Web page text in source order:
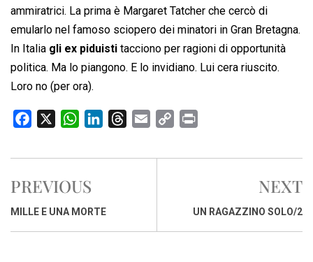
ammiratrici. La prima è Margaret Tatcher che cercò di
emularlo nel famoso sciopero dei minatori in Gran Bretagna.
In Italia gli ex piduisti tacciono per ragioni di opportunità
politica. Ma lo piangono. E lo invidiano. Lui cera riuscito.
Loro no (per ora).
c
b
o
W
a
s
A
n
d
r
a
p
i
PREVIOUS
MILLE E UNA MORTE
NEXT
UN RAGAZZINO SOLO/2